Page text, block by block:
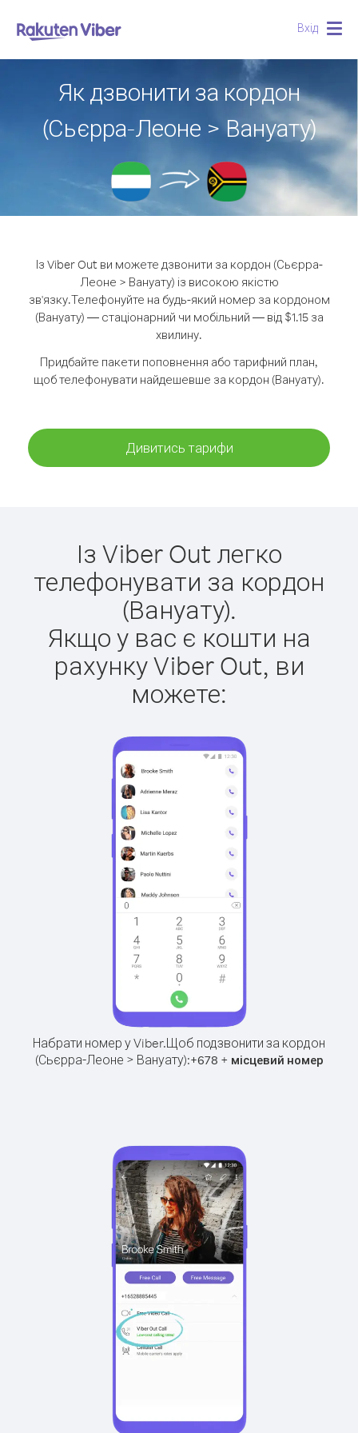
Вхід
Як дзвонити за кордон
(Сьєрра-Леоне > Вануату)
Із Viber Out ви можете дзвонити за кордон (Сьєрра-
Леоне > Вануату) із високою якістю
зв'язку.Телефонуйте на будь-який номер за кордоном
(Вануату) — стаціонарний чи мобільний — від $1.15 за
хвилину.
Придбайте пакети поповнення або тарифний план,
щоб телефонувати найдешевше за кордон (Вануату).
Дивитись тарифи
Із Viber Out легко
телефонувати за кордон
(Вануату).
Якщо у вас є кошти на
рахунку Viber Out, ви
можете:
Набрати номер у Viber.Щоб подзвонити за кордон
(Сьєрра-Леоне > Вануату):+678 + місцевий номер